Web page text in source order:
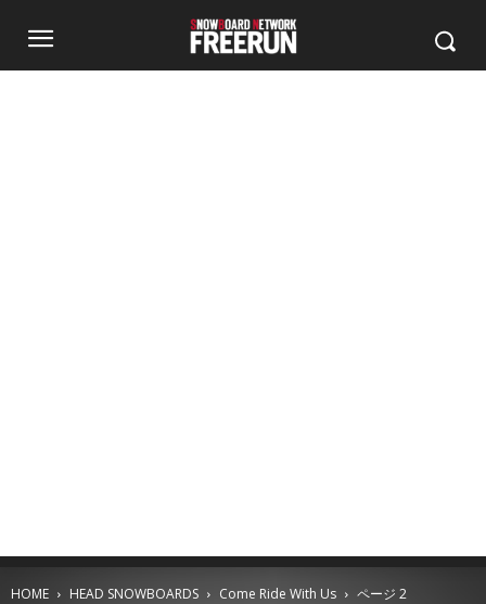
HOME HEAD SNOWBOARDS Come Ride With Us ページ 2